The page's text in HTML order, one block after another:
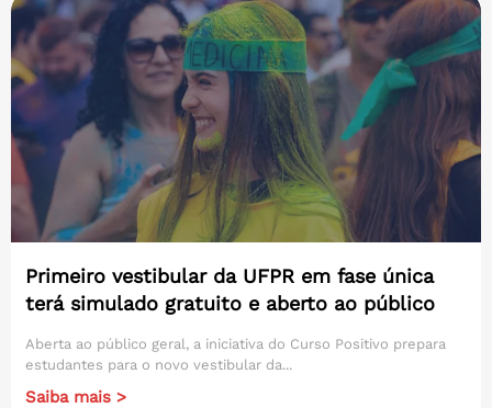
Primeiro vestibular da UFPR em fase única
terá simulado gratuito e aberto ao público
Aberta ao público geral, a iniciativa do Curso Positivo prepara
estudantes para o novo vestibular da...
Saiba mais >